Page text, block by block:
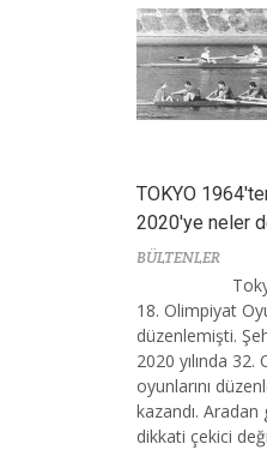
TOKYO
2020'ye neler
BÜLTENLER
18. Olimpiyat
düzenlemişti.
2020 yılında 32.
oyunlarını
kazandı. Aradan
dikkati çekici